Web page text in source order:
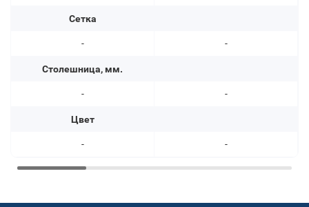
Сетка
-
Столешница, мм.
-
Цвет
-
-
-
-